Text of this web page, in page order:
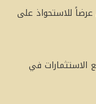
عرضاً للاستحواذ على
الاستثمارات في